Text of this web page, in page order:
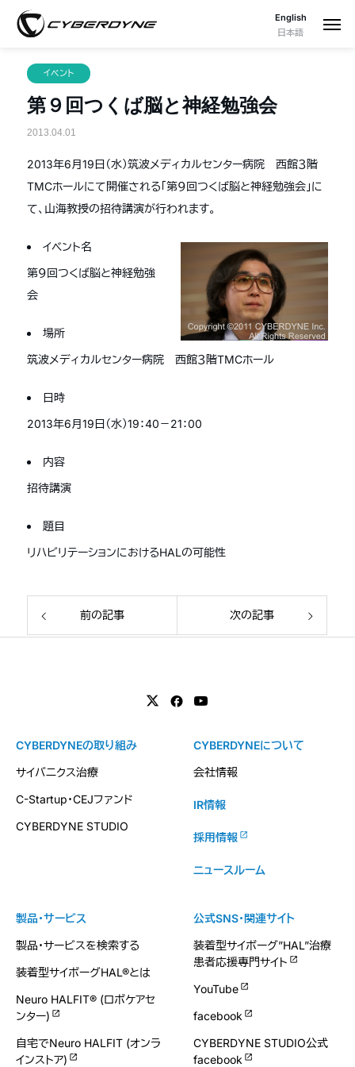
English
日本語
イベント
第９回つくば脳と神経勉強会
2013.04.01
2013年6月19日（水）筑波メディカルセンター病院 西館３階
TMCホールにて開催される「第９回つくば脳と神経勉強会」に
て、山海教授の招待講演が行われます。
イベント名
第９回つくば脳と神経勉強
会
場所
筑波メディカルセンター病院 西館３階TMCホール
日時
2013年6月19日（水）19：40－21：00
内容
招待講演
題目
リハビリテーションにおけるHALの可能性
前の記事 次の記事
製品・サービス
製品・サービスを検索する
装着型サイボーグHAL®とは
Neuro HALFIT® (ロボケアセ
ンター)
自宅でNeuro HALFIT (オンラ
インストア)
CYBERDYNEの取り組み
サイバニクス治療
C-Startup・CEJファンド
CYBERDYNE STUDIO
CYBERDYNEについて
会社情報
IR情報
採用情報
ニュースルーム
公式SNS・関連サイト
装着型サイボーグ”HAL”治療
患者応援専門サイト
YouTube
facebook
CYBERDYNE STUDIO公式
facebook